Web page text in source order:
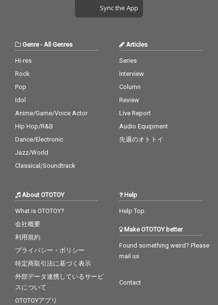
Sync the App
Genre-All Genres
Hi-res
Rock
Pop
Idol
Anime/Game/Voice Actor
Hip Hop/R&B
Dance/Electronic
Jazz/World
Classical/Soundtrack
Articles
Series
Interview
Column
Review
Live Report
Audio Equipment
先週のオトトイ
About OTOTOY
What is OTOTOY?
会社概要
利用規約
プライバシー・ポリシー
特定商取引法に基づく表示
外部データ連携しているサービ
スについて
OTOTOYアプリ
Help
Help Top
Make OTOTOY better
Found something weird? Please
mail us
Contact